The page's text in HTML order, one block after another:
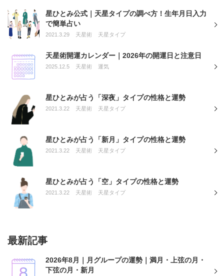
星ひとみ公式｜天星タイプの調べ方！生年月日入力
で簡単占い
2021.3.29 天星術 天星タイプ
天星術開運カレンダー｜2026年の開運日と注意日
2025.12.5 天星術 運気
星ひとみが占う「深夜」タイプの性格と運勢
2021.3.22 天星術 天星タイプ
星ひとみが占う「新月」タイプの性格と運勢
2021.3.22 天星術 天星タイプ
星ひとみが占う「空」タイプの性格と運勢
2021.3.22 天星術 天星タイプ
最新記事
2026年8月｜月グループの運勢｜満月・上弦の月・
下弦の月・新月